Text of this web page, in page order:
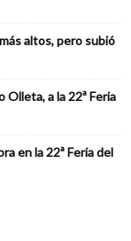
altos, pero subió
Olleta, a la 22ª Feria
en la 22ª Feria del